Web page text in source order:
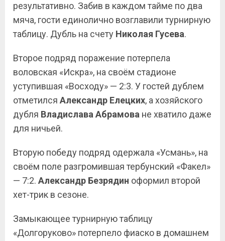
результативно. Забив в каждом тайме по два
мяча, гости единолично возглавили турнирную
таблицу. Дубль на счету Николая Гусева.
Второе подряд поражение потерпела
воловская «Искра», на своём стадионе
уступившая «Восходу» — 2:3. У гостей дублем
отметился Александр Елецких, а хозяйского
дубля Владислава Абрамова не хватило даже
для ничьей.
Вторую победу подряд одержала «Усмань», на
своём поле разгромившая тербунский «Факел»
— 7:2. Александр Безрядин оформил второй
хет-трик в сезоне.
Замыкающее турнирную таблицу
«Долгоруково» потерпело фиаско в домашнем